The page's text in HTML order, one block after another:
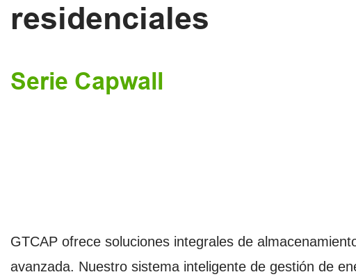
residenciales
Serie Capwall
GTCAP ofrece soluciones integrales de
avanzada. Nuestro sistema inteligente de gestión de